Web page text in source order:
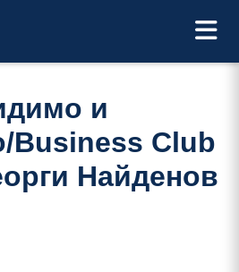
и
Business Club
Найденов